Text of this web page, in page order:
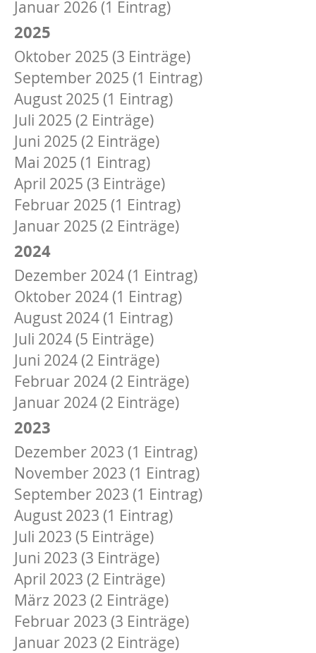
Januar 2026 (1 Eintrag)
2025
Oktober 2025 (3 Einträge)
September 2025 (1 Eintrag)
August 2025 (1 Eintrag)
Juli 2025 (2 Einträge)
Juni 2025 (2 Einträge)
Mai 2025 (1 Eintrag)
April 2025 (3 Einträge)
Februar 2025 (1 Eintrag)
Januar 2025 (2 Einträge)
2024
Dezember 2024 (1 Eintrag)
Oktober 2024 (1 Eintrag)
August 2024 (1 Eintrag)
Juli 2024 (5 Einträge)
Juni 2024 (2 Einträge)
Februar 2024 (2 Einträge)
Januar 2024 (2 Einträge)
2023
Dezember 2023 (1 Eintrag)
November 2023 (1 Eintrag)
September 2023 (1 Eintrag)
August 2023 (1 Eintrag)
Juli 2023 (5 Einträge)
Juni 2023 (3 Einträge)
April 2023 (2 Einträge)
März 2023 (2 Einträge)
Februar 2023 (3 Einträge)
Januar 2023 (2 Einträge)